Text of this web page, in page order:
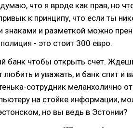
что я вроде как прав, но
к принципу, что если ты
и разметкой можно
- это стоит 300 евро.
банк чтобы открыть счет.
любить и уважать, и банк спит и
сотрудник меланхолично
на стойке информации,
но вы ведь в Эстонии?